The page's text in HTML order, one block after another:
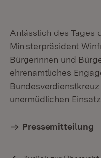
Anlässlich des Tages
Ministerpräsident
Bürgerinnen und
ehrenamtliches
unermüdlichen
Pressemitteilung